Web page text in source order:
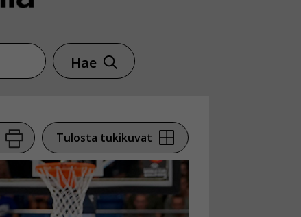
Hae
Tulosta tukikuvat